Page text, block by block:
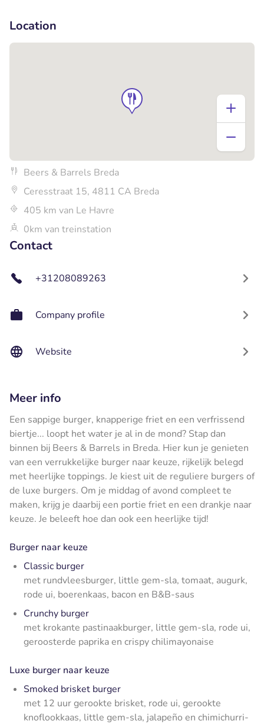
Location
Beers & Barrels Breda
Ceresstraat 15, 4811 CA Breda
405 km van Le Havre
0km van treinstation
Contact
+31208089263
Company profile
Website
Meer info
Een sappige burger, knapperige friet en een verfrissend
biertje... loopt het water je al in de mond? Stap dan
binnen bij Beers & Barrels in Breda. Hier kun je genieten
van een verrukkelijke burger naar keuze, rijkelijk belegd
met heerlijke toppings. Je kiest uit de reguliere burgers of
de luxe burgers. Om je middag of avond compleet te
maken, krijg je daarbij een portie friet en een drankje naar
keuze. Je beleeft hoe dan ook een heerlijke tijd!
Burger naar keuze
Classic burger
met rundvleesburger, little gem-sla, tomaat, augurk,
rode ui, boerenkaas, bacon en B&B-saus
Crunchy burger
met krokante pastinaakburger, little gem-sla, rode ui,
geroosterde paprika en crispy chilimayonaise
Luxe burger naar keuze
Smoked brisket burger
met 12 uur gerookte brisket, rode ui, gerookte
knoflookkaas, little gem-sla, jalapeño en chimichurri-